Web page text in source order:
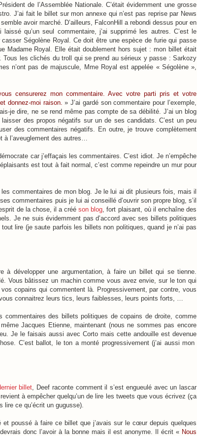
de l’Assemblée Nationale. C’était évidemment une grosse
J’ai fait le billet sur mon annexe qui n’est pas reprise par News
avoir marché. D’ailleurs, FalconHill a rebondi dessus pour en
qu’un seul commentaire, j’ai supprimé les autres. C’est le
Ségolène Royal. Ce doit être une espèce de furie qui passe
Madame Royal. Elle était doublement hors sujet : mon billet était
Tous les clichés du troll qui se prend au sérieux y passe : Sarkozy
n’ont pas de majuscule, Mme Royal est appelée « Ségolène »,
censurerez mon commentaire. Avec votre parti pris et votre
donnez-moi raison. » J’ai gardé son commentaire pour l’exemple,
je dire, ne se rend même pas compte de sa débilité. J’ai un blog
des propos négatifs sur un de ses candidats. C’est un peu
des commentaires négatifs. En outre, je trouve complètement
l’aveuglement des autres…
car j’effaçais les commentaires. C’est idiot. Je n’empêche
est tout à fait normal, c’est comme repeindre un mur pour
commentaires de mon blog. Je le lui ai dit plusieurs fois, mais il
commentaires puis je lui ai conseillé d’ouvrir son propre blog, s’il
de la chose, il a crééson blog , fort plaisant, où il enchaîne des
Je ne suis évidemment pas d’accord avec ses billets politiques
lire (je saute parfois les billets non politiques, quand je n’ai pas
à développer une argumentation, à faire un billet qui se tienne.
Vous bâtissez un machin comme vous avez envie, sur le ton qui
copains qui commentent là. Progressivement, par contre, vous
connaitrez leurs tics, leurs faiblesses, leurs points forts, …
commentaires des billets politiques de copains de droite, comme
même Jacques Etienne, maintenant (nous ne sommes pas encore
Je le faisais aussi avec Corto mais cette andouille est devenue
C’est ballot, le ton a monté progressivement (j’ai aussi mon
billet , Deef raconte comment il s’est engueulé avec un lascar
à empêcher quelqu’un de lire les tweets que vous écrivez (ça
ce qu’écrit un gugusse).
et poussé à faire ce billet que j’avais sur le cœur depuis quelques
donc l’avoir à la bonne mais il est anonyme. Il écrit « Nous